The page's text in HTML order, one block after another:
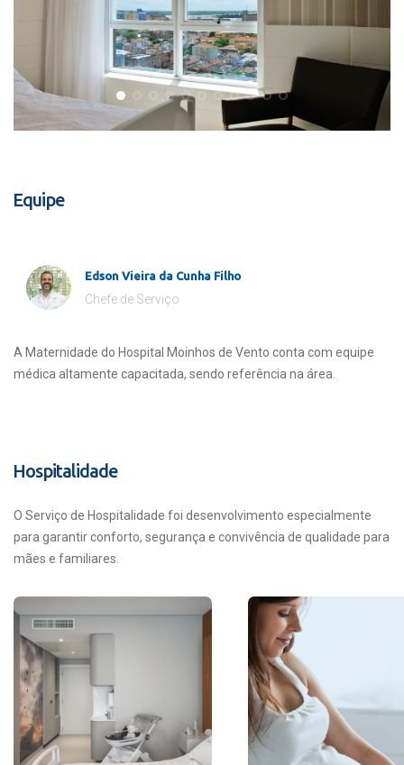
Equipe
Edson Vieira da Cunha Filho
Chefe de Serviço
A Maternidade do Hospital Moinhos de Vento conta com equipe
médica altamente capacitada, sendo referência na área.
Hospitalidade
O Serviço de Hospitalidade foi desenvolvimento especialmente
para garantir conforto, segurança e convivência de qualidade para
mães e familiares.